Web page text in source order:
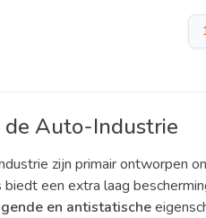
de Auto-Industrie
zijn primair ontworpen
een extra laag
en antistatische